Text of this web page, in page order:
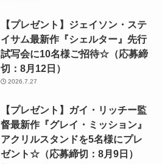
【プレゼント】ジェイソン・ステ
イサム最新作『シェルター』先行
試写会に10名様ご招待☆（応募締
切：8月12日）
2026.7.27
【プレゼント】ガイ・リッチー監
督最新作『グレイ・ミッション』
アクリルスタンドを5名様にプレ
ゼント☆（応募締切：8月9日）